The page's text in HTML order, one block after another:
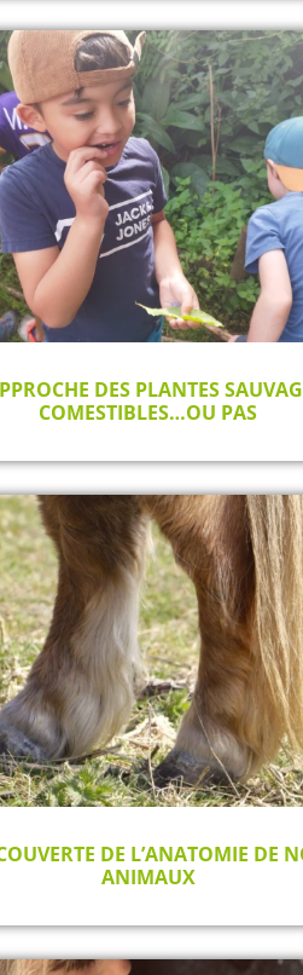
DES PLANTES
COMESTIBLES…OU PAS
DE L’ANATOMIE DE
ANIMAUX